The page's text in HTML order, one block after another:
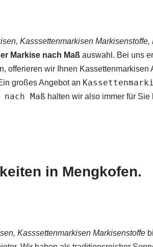
Kasssettenmarkisen Markisenstoffe,
Markise nach Maß auswahl. Bei uns
offerieren wir Ihnen Kassettenmarkisen
großes Angebot an
Maß halten wir also immer für
in Mengkofen.
Kasssettenmarkisen Markisenstoffe